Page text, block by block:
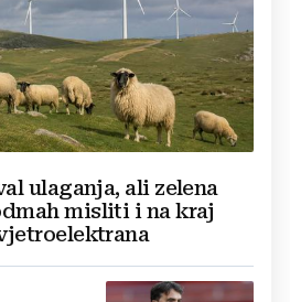
ulaganja, ali zelena
misliti i na kraj